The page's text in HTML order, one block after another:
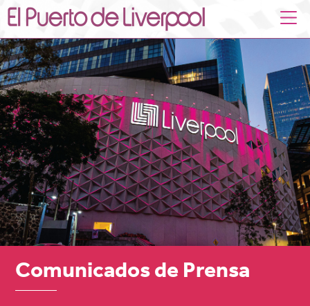
Comunicados de Prensa